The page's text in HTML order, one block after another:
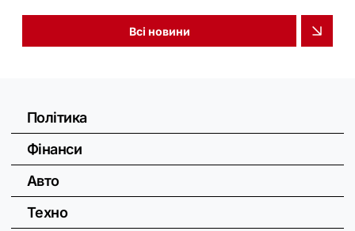
Всі новини
Політика
Фінанси
Авто
Техно